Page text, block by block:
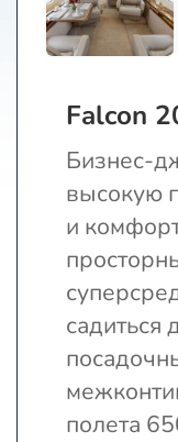
Falcon
Бизнес-
высокую
и
садиться
полета